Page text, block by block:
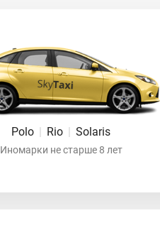
Polo | Rio | Solaris
Иномарки не старше 8 лет